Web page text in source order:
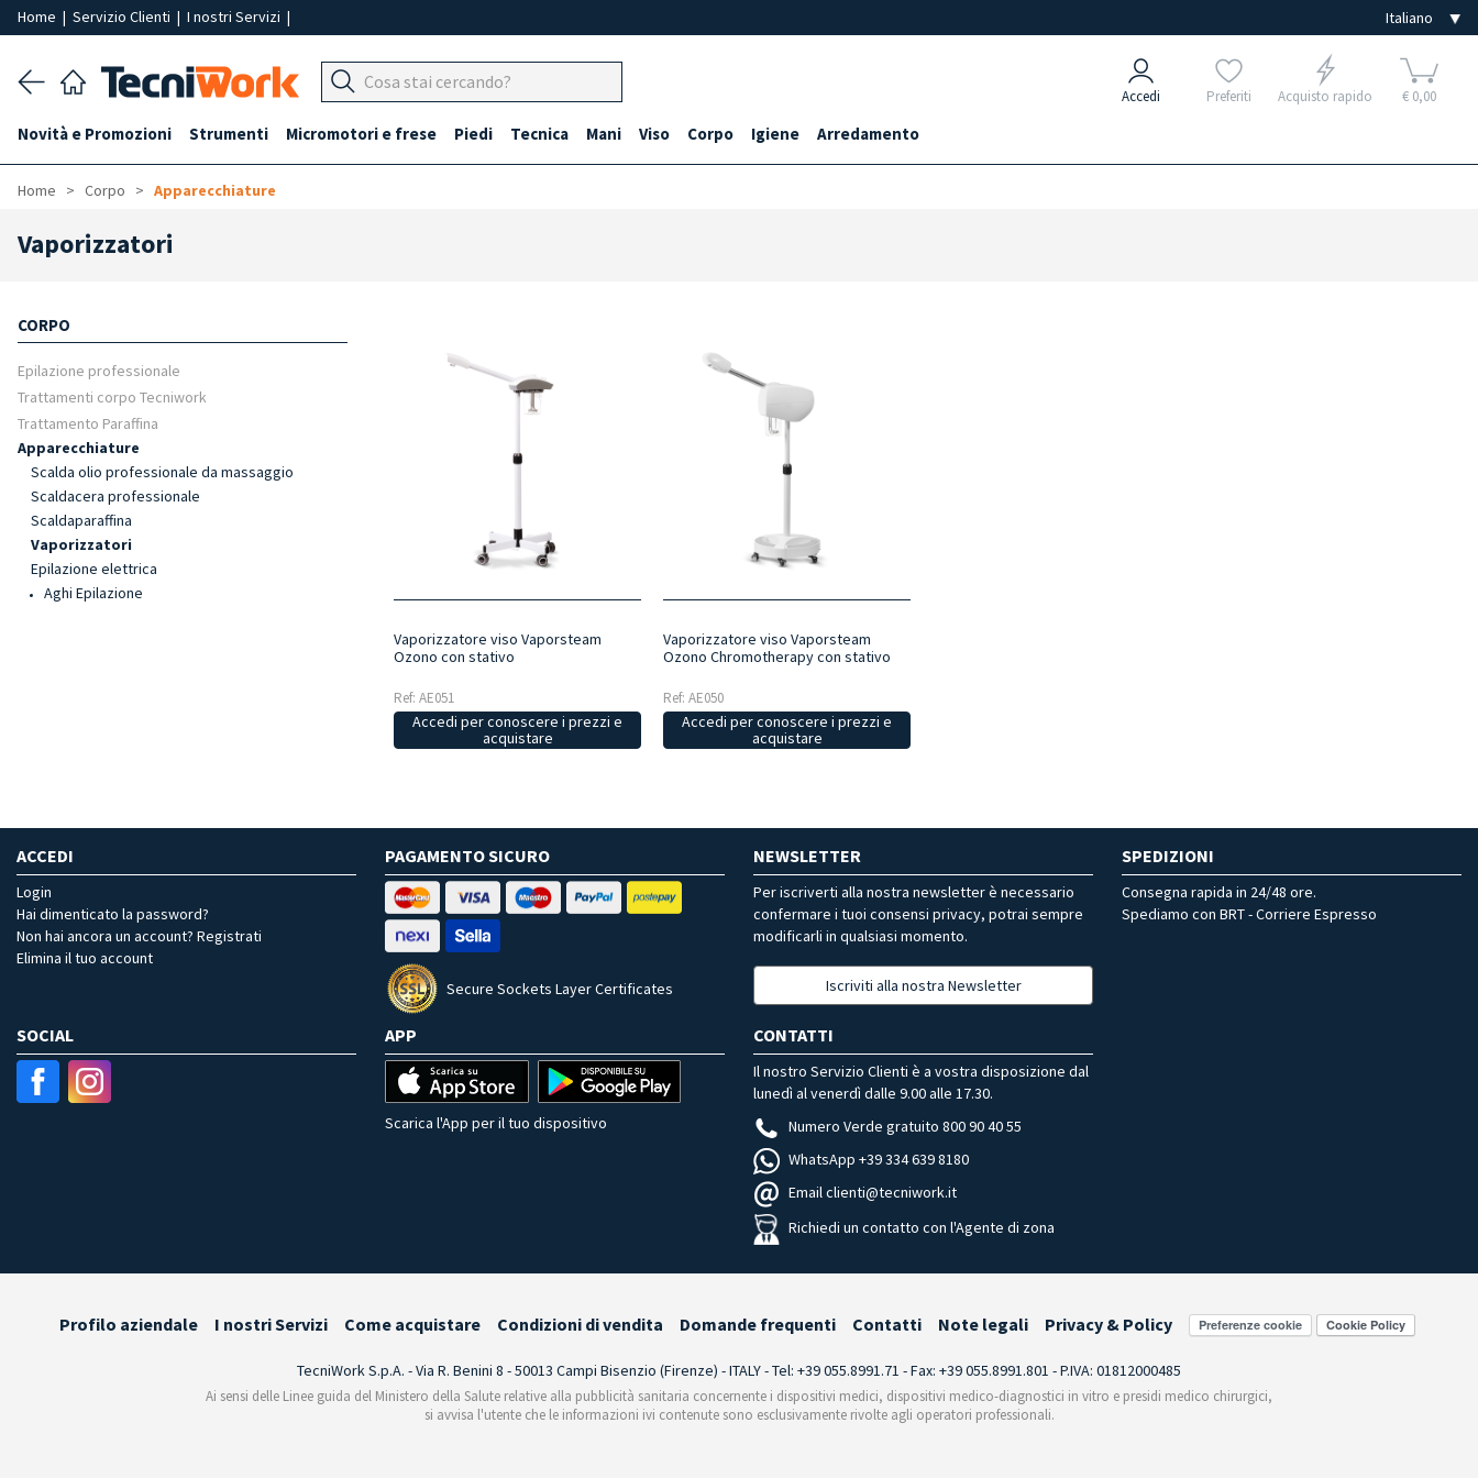
Home | Servizio Clienti | I nostri Servizi |
Accedi Preferiti Acquisto rapido € 0,00
Novità e Promozioni Strumenti Micromotori e frese Piedi Tecnica Mani Viso Corpo Igiene Arredamento
Home Corpo Apparecchiature
Vaporizzatori
CORPO
Epilazione professionale
Trattamenti corpo Tecniwork
Trattamento Paraffina
Apparecchiature
Scalda olio professionale da massaggio
Scaldacera professionale
Scaldaparaffina
Vaporizzatori
Epilazione elettrica
Aghi Epilazione
Vaporizzatore viso Vaporsteam
Ozono con stativo
Ref: AE051
Accedi per conoscere i prezzi e
acquistare
Vaporizzatore viso Vaporsteam
Ozono Chromotherapy con stativo
Ref: AE050
Accedi per conoscere i prezzi e
acquistare
ACCEDI
Login
Hai dimenticato la password?
Non hai ancora un account? Registrati
Elimina il tuo account
PAGAMENTO SICURO
Secure Sockets Layer Certificates
NEWSLETTER
Per iscriverti alla nostra newsletter è necessario
confermare i tuoi consensi privacy, potrai sempre
modificarli in qualsiasi momento.
Iscriviti alla nostra Newsletter
SPEDIZIONI
Consegna rapida in 24/48 ore.
Spediamo con BRT - Corriere Espresso
SOCIAL APP
Scarica l'App per il tuo dispositivo
CONTATTI
Il nostro Servizio Clienti è a vostra disposizione dal
lunedì al venerdì dalle 9.00 alle 17.30.
Numero Verde gratuito 800 90 40 55
WhatsApp +39 334 639 8180
Email clienti@tecniwork.it
Richiedi un contatto con l'Agente di zona
Profilo aziendale I nostri Servizi Come acquistare Condizioni di vendita Domande frequenti Contatti Note legali Privacy & Policy Preferenze cookie
TecniWork S.p.A. - Via R. Benini 8 - 50013 Campi Bisenzio (Firenze) - ITALY - Tel: +39 055.8991.71 - Fax: +39 055.8991.801 - P.IVA: 01812000485
Ai sensi delle Linee guida del Ministero della Salute relative alla pubblicità sanitaria concernente i dispositivi medici, dispositivi medico-diagnostici in vitro e presidi medico chirurgici,
si avvisa l'utente che le informazioni ivi contenute sono esclusivamente rivolte agli operatori professionali.